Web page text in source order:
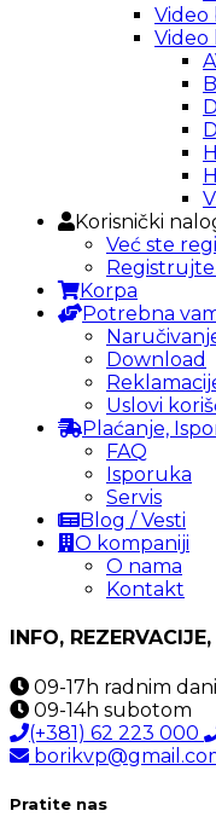
Video
Video
Korisnički
Već ste
Registrujte
Korpa
Potrebna
Download
Uslovi
Plaćanje,
FAQ
Isporuka
Servis
Blog / Vesti
O kompaniji
O nama
Kontakt
INFO,
09-17h radnim
09-14h subotom
(+381) 62 223 000
Pratite nas